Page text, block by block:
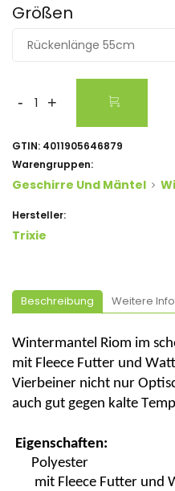
Größen
Rückenlänge 55cm
- +
GTIN: 4011905646879
Warengruppen:
Geschirre Und Mäntel
Hersteller:
Trixie
Beschreibung Weitere
Wintermantel Riom im
mit Fleece Futter und
Vierbeiner nicht nur
auch gut gegen kalte
Eigenschaften:
Polyester
mit Fleece Futter und